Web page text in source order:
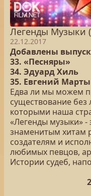
Легенды Музыки
22.12.2017
Добавлены
33. «Песняры»
34. Эдуард Хиль
35. Евгений
Едва ли мы можем
существование
которыми наша
«Легенды музыки»
знаменитым хитам
создателям и
любимых певцов,
Истории судеб,